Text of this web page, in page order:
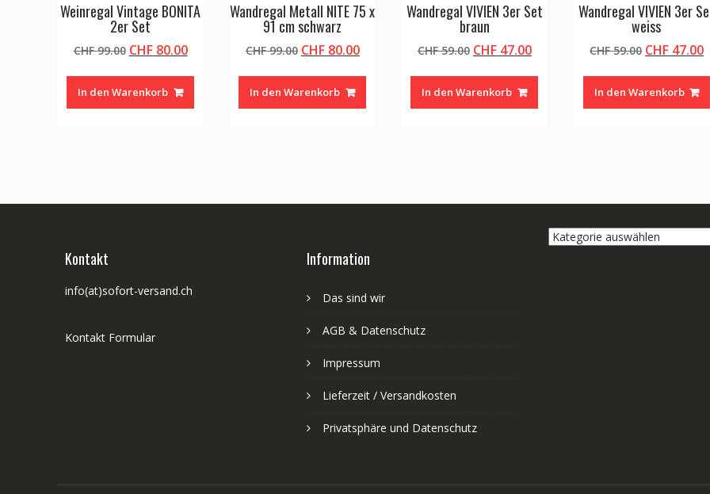
Weinregal Vintage BONITA
2er Set
CHF99.00 Ursprünglicher
war:
CHF 99.00
CHF80.00Aktueller
In den Warenkorb
Wandregal Metall NITE 75 x
91 cm schwarz
CHF99.00 Ursprünglicher
war:
CHF 99.00
CHF80.00Aktueller
In den Warenkorb
Wandregal VIVIEN 3er Set
braun
CHF59.00 Ursprünglicher
war:
CHF 59.00
CHF47.00Aktueller
In den Warenkorb
Wandregal VIVIEN 3er
weiss
CHF59.00
war:
CHF 59.00
CHF47.00
In den Warenkorb
Kontakt
info(at)sofort-versand.ch
Kontakt Formular
Information
Das sind wir
AGB & Datenschutz
Impressum
Lieferzeit / Versandkosten
Privatsphäre und Datenschutz
Kategorie